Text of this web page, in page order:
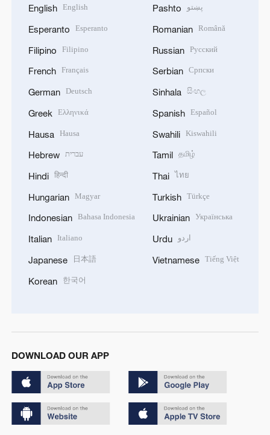
English English
Esperanto Esperanto
Filipino Filipino
French Français
German Deutsch
Greek Ελληνικά
Hausa Hausa
Hebrew עברית
Hindi हिन्दी
Hungarian Magyar
Indonesian Bahasa Indonesia
Italian Italiano
Japanese 日本語
Korean 한국어
Pashto پښتو
Romanian Română
Russian Русский
Serbian Српски
Sinhala සිංහල
Spanish Español
Swahili Kiswahili
Tamil தமிழ்
Thai ไทย
Turkish Türkçe
Ukrainian Українська
Urdu اردو
Vietnamese Tiếng Việt
DOWNLOAD OUR APP